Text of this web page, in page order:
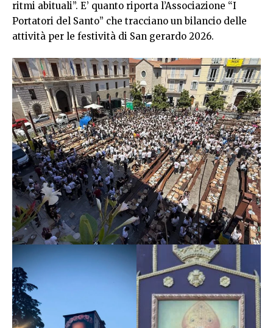
ritmi abituali”. E’ quanto riporta l’Associazione “I
Portatori del Santo” che tracciano un bilancio delle
attività per le festività di San gerardo 2026.